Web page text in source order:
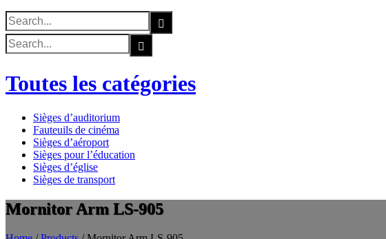
Search
for:
Search
for:
Toutes les catégories
Sièges d’auditorium
Fauteuils de cinéma
Sièges d’aéroport
Sièges pour l’éducation
Sièges d’église
Sièges de transport
Mornitor Arm LS-905